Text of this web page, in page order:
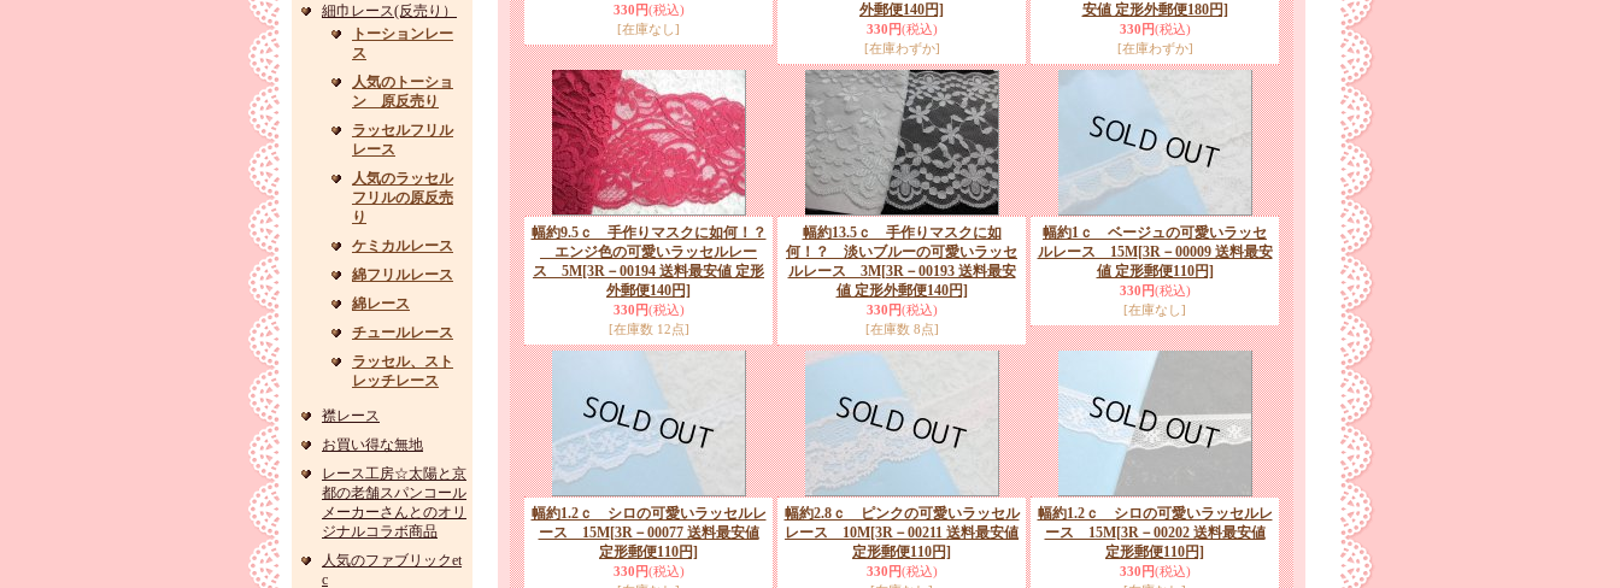
細巾レース(反売り）
トーションレー
ス
人気のトーショ
ン 原反売り
ラッセルフリル
レース
人気のラッセル
フリルの原反売
り
ケミカルレース
綿フリルレース
綿レース
チュールレース
ラッセル、スト
レッチレース
襟レース
お買い得な無地
レース工房☆太陽と京
都の老舗スパンコール
メーカーさんとのオリ
ジナルコラボ商品
人気のファブリックet
c
330円(税込)
[在庫なし]
外郵便140円]
330円(税込)
[在庫わずか]
安値 定形外郵便180円]
330円(税込)
[在庫わずか]
幅約9.5ｃ 手作りマスクに如何！？
エンジ色の可愛いラッセルレー
ス 5M[3R－00194 送料最安値 定形
外郵便140円]
330円(税込)
[在庫数 12点]
幅約13.5ｃ 手作りマスクに如
何！？ 淡いブルーの可愛いラッセ
ルレース 3M[3R－00193 送料最安
値 定形外郵便140円]
330円(税込)
[在庫数 8点]
幅約1ｃ ベージュの可愛いラッセ
ルレース 15M[3R－00009 送料最安
値 定形郵便110円]
330円(税込)
[在庫なし]
幅約1.2ｃ シロの可愛いラッセルレ
ース 15M[3R－00077 送料最安値
定形郵便110円]
330円(税込)
幅約2.8ｃ ピンクの可愛いラッセル
レース 10M[3R－00211 送料最安値
定形郵便110円]
330円(税込)
幅約1.2ｃ シロの可愛いラッセルレ
ース 15M[3R－00202 送料最安値
定形郵便110円]
330円(税込)